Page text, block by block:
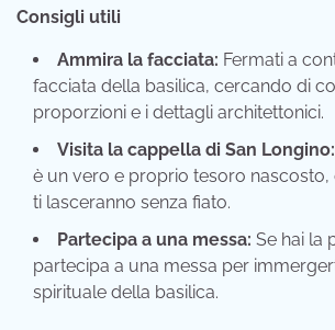
Consigli utili
Ammira la facciata: Fermati a
facciata della basilica, cercando di
proporzioni e i dettagli architettonici.
Visita la cappella di San Longino:
è un vero e proprio tesoro nascosto,
ti lasceranno senza fiato.
Partecipa a una messa: Se hai la
partecipa a una messa per
spirituale della basilica.